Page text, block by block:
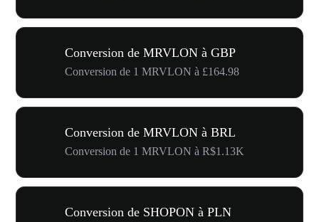
Conversion de MRVLON à GBP
Conversion de 1 MRVLON à £164.98
Conversion de MRVLON à BRL
Conversion de 1 MRVLON à R$1.13K
Conversion de SHOPON à PLN